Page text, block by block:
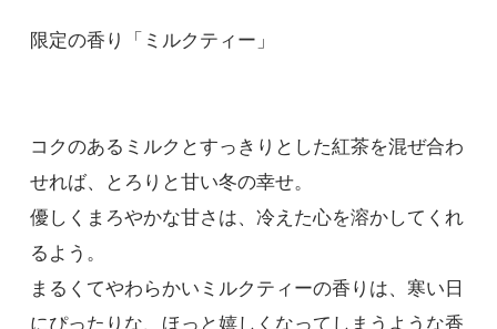
限定の香り「ミルクティー」
コクのあるミルクとすっきりとした紅茶を混ぜ合わ
せれば、とろりと甘い冬の幸せ。
優しくまろやかな甘さは、冷えた心を溶かしてくれ
るよう。
まるくてやわらかいミルクティーの香りは、寒い日
にぴったりな、ほっと嬉しくなってしまうような香